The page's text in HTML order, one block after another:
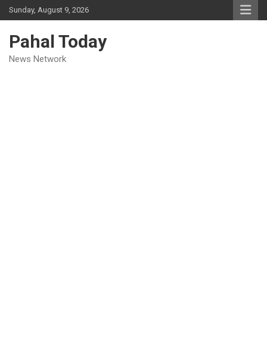
Skip
to
Sunday, August 9, 2026
Pahal Today
News Network